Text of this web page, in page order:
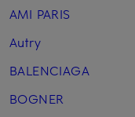
AMI PARIS
Autry
BALENCIAGA
BOGNER